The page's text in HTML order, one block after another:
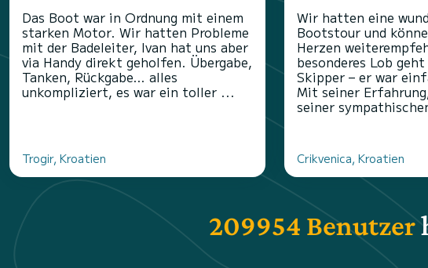
Das Boot war in Ordnung mit einem
starken Motor. Wir hatten Probleme
mit der Badeleiter, Ivan hat uns aber
via Handy direkt geholfen. Übergabe,
Tanken, Rückgabe… alles
unkompliziert, es war ein toller ...
Trogir, Kroatien
Wir hatten eine
Bootstour und
Herzen
besonderes Lob
Skipper – er war
Mit seiner
seiner
Crikvenica, Kroatien
209954 Benutzer